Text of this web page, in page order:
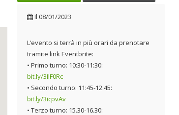
spettatore la sensazione di
essere immerso nella volta
Il 08/01/2023
Il 08/01/2023
L’evento si terrà in più orari da prenotare
tramite link Eventbrite:
• Primo turno: 10:30-11:30:
bit.ly/3IlF0Rc
• Secondo turno: 11:45-12.45:
bit.ly/3icpvAv
• Terzo turno: 15.30-16.30: